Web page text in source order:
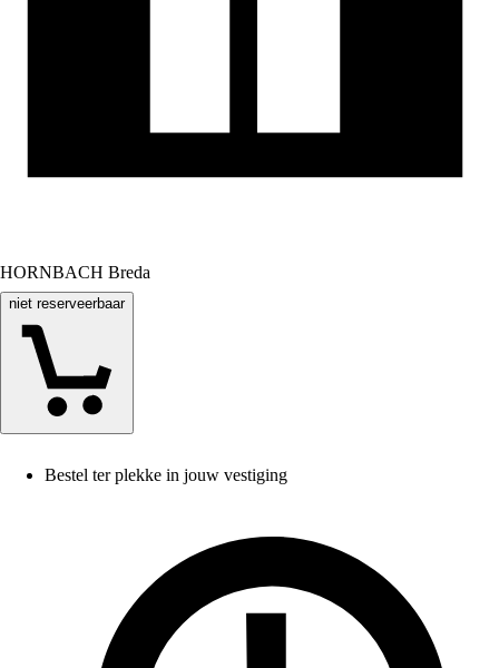
HORNBACH Breda
niet reserveerbaar
Bestel ter plekke in jouw vestiging